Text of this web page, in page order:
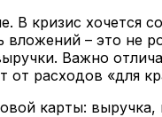
В кризис хочется
вложений – это не
Важно
от расходов «для
карты: